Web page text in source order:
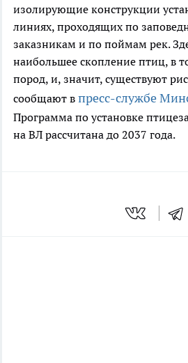
изолирующие конструкции
линиях, проходящих по
заказникам и по поймам рек.
наибольшее скопление птиц, в
пород, и, значит, существуют
сообщают в пресс-службе
Программа по установке
на ВЛ рассчитана до 2037 года.